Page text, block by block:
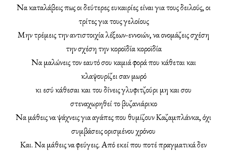
Να καταλάβεις πως οι δεύτερες ευκαιρίες είναι για τους δειλούς, οι
τρίτες για τους γελοίους
Μην τρέμεις την αντιστοιχία λέξεων-εννοιών, να ονομάζεις σχέση
την σχέση την κοροϊδία κοροϊδία
Να μαλώνεις τον εαυτό σου καμιά φορά που κάθεται και
κλαψουρίζει σαν μωρό
κι εσύ κάθεσαι και του δίνεις γλυφιτζούρι μη και σου
στεναχωρηθεί το βυζανιάρικο
Να μάθεις να ψάχνεις για αγάπες που θυμίζουν Καζαμπλάνκα, όχι
συμβάσεις ορισμένου χρόνου
Και. Να μάθεις να φεύγεις. Από εκεί που ποτέ πραγματικά δεν